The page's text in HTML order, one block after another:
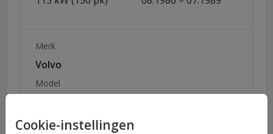
Cookie-instellingen
Merk
Volvo
Model
Uitvoering